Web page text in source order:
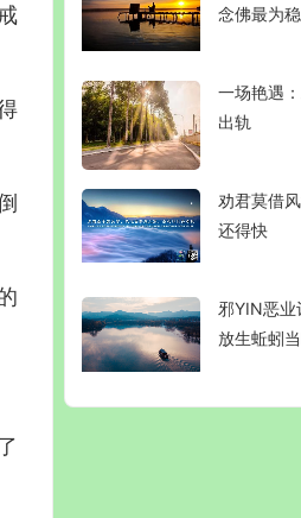
念佛最为
一场艳遇
出轨
劝君莫借
还得快
邪YIN恶业
放生蚯蚓